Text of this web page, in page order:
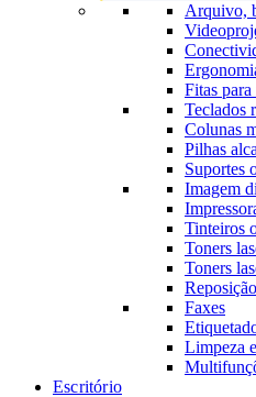
Arquivo,
Fitas
Teclados
Colunas
Pilhas
Suportes
Imagem
Tinteiros
Toners
Toners
Faxes
Limpeza
Escritório